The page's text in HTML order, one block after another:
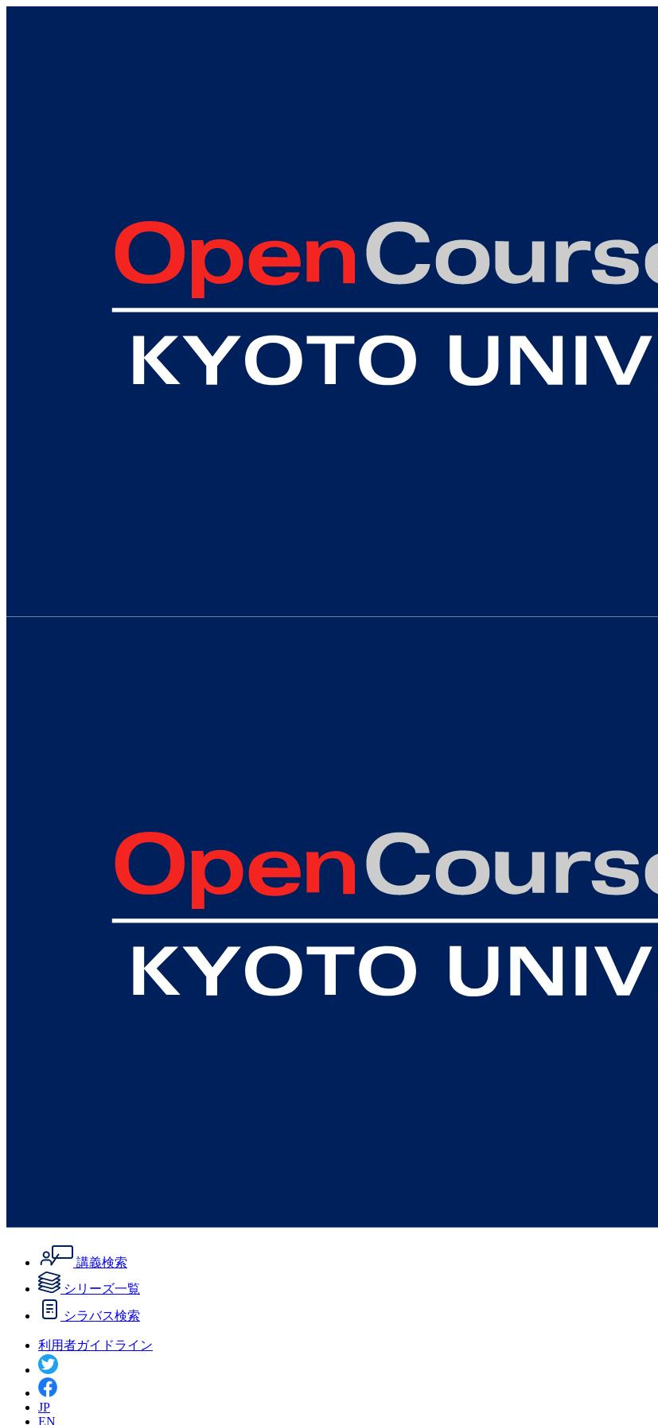
講義検索
シリーズ一覧
シラバス検索
利用者ガイドライン
JP
EN